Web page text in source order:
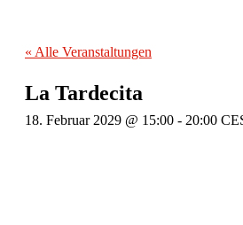
« Alle Veranstaltungen
La Tardecita
18. Februar 2029 @ 15:00 - 20:00